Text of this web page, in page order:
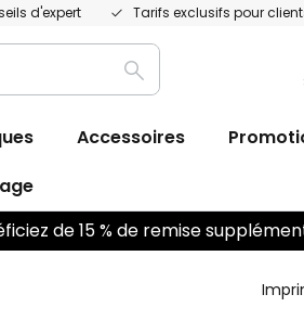
d'expert Tarifs exclusifs pour
Recherche
Accessoires
de 15 % de remise